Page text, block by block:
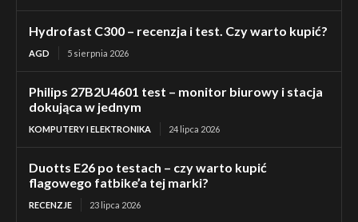
Hydrofast C300 – recenzja i test. Czy warto kupić?
AGD 5 sierpnia 2026
Philips 27B2U4601 test – monitor biurowy i stacja
dokująca w jednym
KOMPUTERY I ELEKTRONIKA 24 lipca 2026
Duotts E26 po testach – czy warto kupić
flagowego fatbike’a tej marki?
RECENZJE 23 lipca 2026